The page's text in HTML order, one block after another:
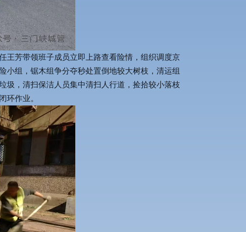
王芳带领班子成员立即上路查看险情，组织调度京
小组，锯木组争分夺秒处置倒地较大树枝，清运组
圾，清扫保洁人员集中清扫人行道，捡拾较小落枝
环作业。